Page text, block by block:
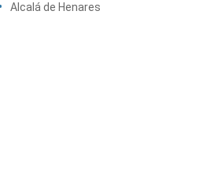
Alcalá de Henares